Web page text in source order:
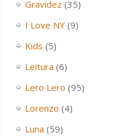
Gravidez (35)
I Love NY(9)
Kids (5)
Leitura (6)
Lero Lero (95)
Lorenzo (4)
Luna (59)